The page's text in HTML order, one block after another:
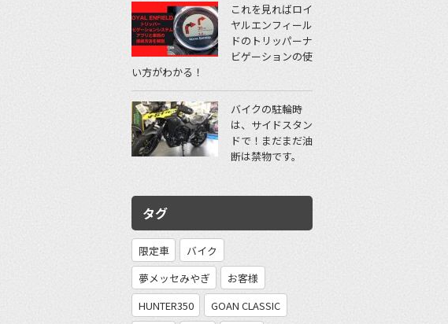
これを見ればロイ
ヤルエンフィール
ドのトリッパーナ
ビゲーションの使
い方がわかる！
バイクの駐輪時
は、サイドスタン
ドで！まだまだ油
断は禁物です。
タグ
限定車
バイク
夢メッセみやぎ
お客様
HUNTER350
GOAN CLASSIC